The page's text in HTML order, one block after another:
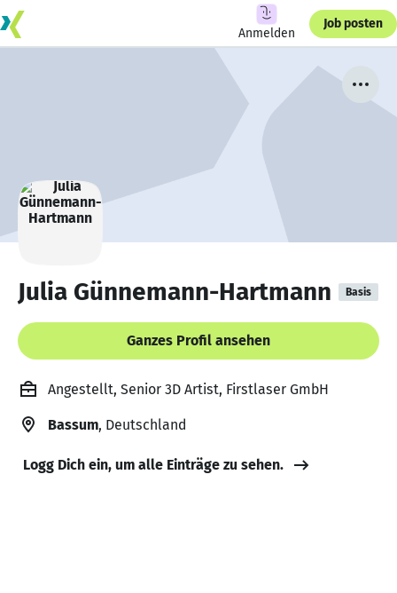
Anmelden
Job posten
Julia Günnemann-Hartmann Basis
Ganzes Profil ansehen
Angestellt, Senior 3D Artist, Firstlaser GmbH
Bassum, Deutschland
Logg Dich ein, um alle Einträge zu sehen.